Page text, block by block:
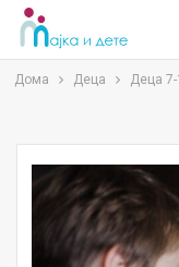
Дома Деца Деца 7-